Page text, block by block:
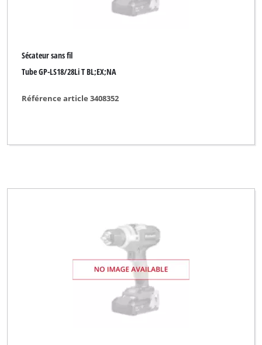
Sécateur sans fil
Tube GP-LS18/28Li T BL;EX;NA
Référence article 3408352